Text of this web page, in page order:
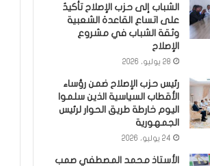
الشباب إلى حزب الإصلاح تأكيدٌ
على اتساع القاعدة الشعبية
وثقة الشباب في مشروع
الإصلاح
28 يوليو، 2026
رئيس حزب الإصلاح ضمن رؤساء
الأقطاب السياسية الذين سلموا
اليوم خارطة طريق الحوار لرئيس
الجمهورية
24 يوليو، 2026
الأستاذ محمد المصطفي صمب